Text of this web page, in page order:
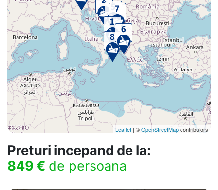
Leaflet | ©OpenStreetMapcontributors
Preturi incepand de la:
849 € de persoana